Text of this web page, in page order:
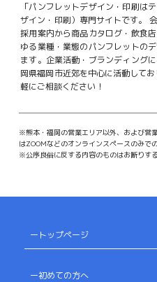
「パンフレットデザイン・印刷は
ザイン・印刷）専門サイトです。
採用案内から商品カタログ・飲食
ゆる業種・業態のパンフレットの
ます。企業活動・ブランディングに
岡県福岡市近郊を中心に活動して
軽にご相談ください！
※熊本・福岡の営業エリア以外、および営
はZOOMなどのオンラインスペースのみで
※公序良俗に反する内容のものはお断りす
ートップページ
ー初めての方へ